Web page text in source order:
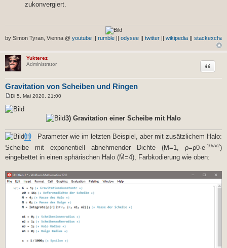
zukonvergiert.
by Simon Tyran, Vienna @ youtube || rumble || odysee || twitter || wikipedia ||
Yukterez
Administrator
Gravitation von Scheiben und Ringen
Zitat
e
i
a
g
Di 5. Mai 2020, 21:00
3) Gravitation einer Scheibe mit Halo
⑾Parameter wie im letzten Beispiel, aber mit zusätzlichem Halo:
Scheibe mit exponentiell abnehmender Dichte (M=1, ρ=ρ0·e-10r/я2)
eingebettet in einen sphärischen Halo (Ḿ=4), Farbkodierung wie oben: